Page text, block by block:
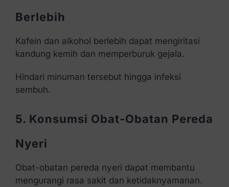
Berlebih
Kafein dan alkohol berlebih dapat mengiritasi
kandung kemih dan memperburuk gejala.
Hindari minuman tersebut hingga infeksi
sembuh.
5. Konsumsi Obat-Obatan Pereda
Nyeri
Obat-obatan pereda nyeri dapat membantu
mengurangi rasa sakit dan ketidaknyamanan.